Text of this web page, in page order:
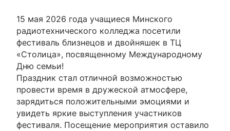
15 мая 2026 года учащиеся Минского
радиотехнического колледжа посетили
фестиваль близнецов и двойняшек в ТЦ
«Столица», посвященному Международному
Дню семьи!
Праздник стал отличной возможностью
провести время в дружеской атмосфере,
зарядиться положительными эмоциями и
увидеть яркие выступления участников
фестиваля. Посещение мероприятия оставило